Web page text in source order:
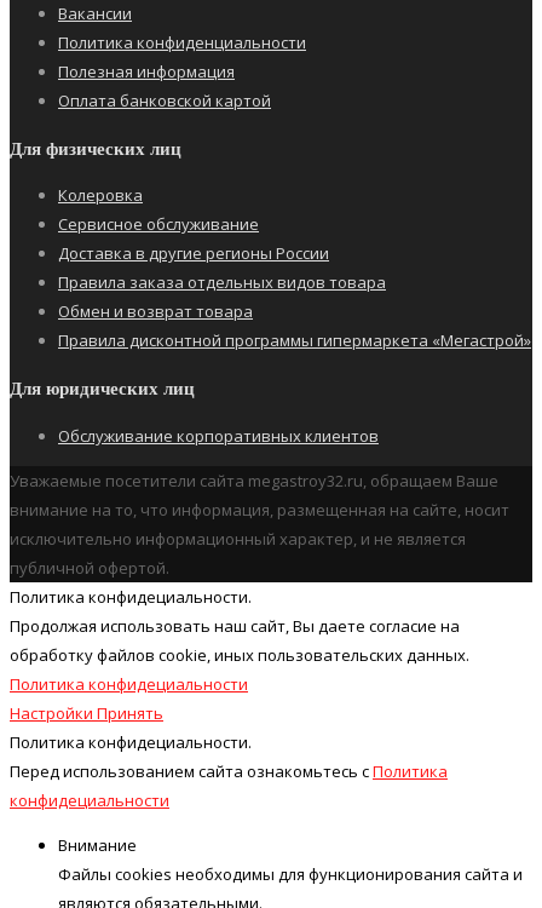
Вакансии
Политика конфиденциальности
Полезная информация
Оплата банковской картой
Для физических лиц
Колеровка
Сервисное обслуживание
Доставка в другие регионы России
Правила заказа отдельных видов товара
Обмен и возврат товара
Правила дисконтной программы гипермаркета «Мегастрой»
Для юридических лиц
Обслуживание корпоративных клиентов
Уважаемые посетители сайта megastroy32.ru, обращаем Ваше
внимание на то, что информация, размещенная на сайте, носит
исключительно информационный характер, и не является
публичной офертой.
Политика конфидециальности.
Продолжая использовать наш cайт, Вы даете согласие на
обработку файлов cookie, иных пользовательских данных.
Политика конфидециальности
Настройки Принять
Политика конфидециальности.
Перед использованием сайта ознакомьтесь сПолитика
конфидециальности
Внимание
Файлы cookies необходимы для функционирования сайта и
являются обязательными.